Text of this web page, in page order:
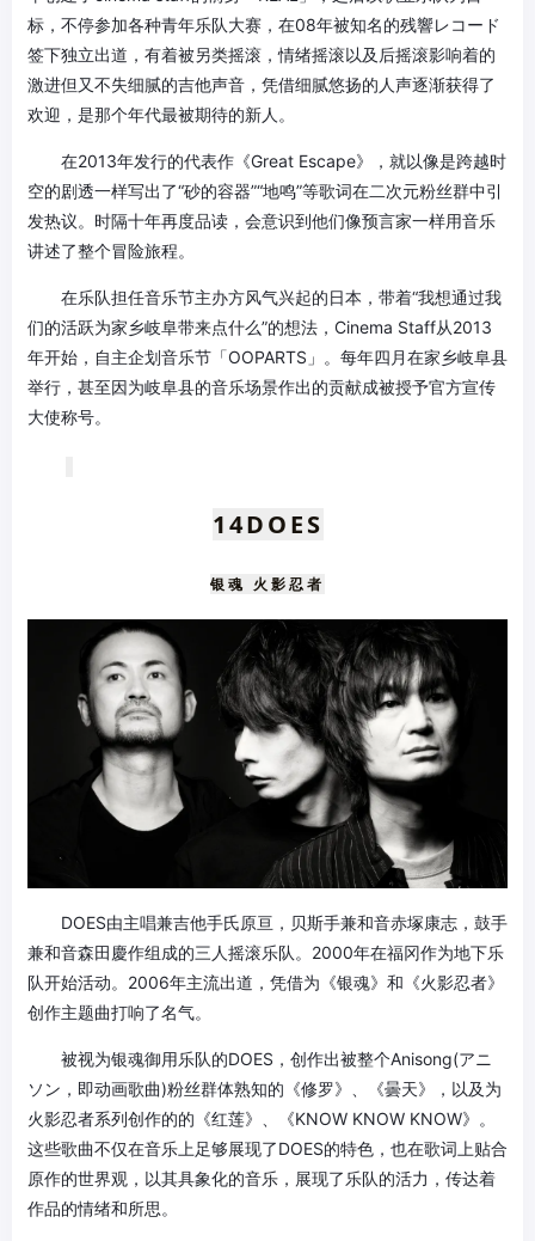
标，不停参加各种青年乐队大赛，在08年被知名的残響レコード
签下独立出道，有着被另类摇滚，情绪摇滚以及后摇滚影响着的
激进但又不失细腻的吉他声音，凭借细腻悠扬的人声逐渐获得了
欢迎，是那个年代最被期待的新人。
在2013年发行的代表作《Great Escape》，就以像是跨越时
空的剧透一样写出了“砂的容器”“地鸣”等歌词在二次元粉丝群中引
发热议。时隔十年再度品读，会意识到他们像预言家一样用音乐
讲述了整个冒险旅程。
在乐队担任音乐节主办方风气兴起的日本，带着“我想通过我
们的活跃为家乡岐阜带来点什么”的想法，Cinema Staff从2013
年开始，自主企划音乐节「OOPARTS」。每年四月在家乡岐阜县
举行，甚至因为岐阜县的音乐场景作出的贡献成被授予官方宣传
大使称号。
14DOES
银魂 火影忍者
DOES由主唱兼吉他手氏原亘，贝斯手兼和音赤塚康志，鼓手
兼和音森田慶作组成的三人摇滚乐队。2000年在福冈作为地下乐
队开始活动。2006年主流出道，凭借为《银魂》和《火影忍者》
创作主题曲打响了名气。
被视为银魂御用乐队的DOES，创作出被整个Anisong(アニ
ソン，即动画歌曲)粉丝群体熟知的《修罗》、《曇天》，以及为
火影忍者系列创作的的《红莲》、《KNOW KNOW KNOW》。
这些歌曲不仅在音乐上足够展现了DOES的特色，也在歌词上贴合
原作的世界观，以其具象化的音乐，展现了乐队的活力，传达着
作品的情绪和所思。